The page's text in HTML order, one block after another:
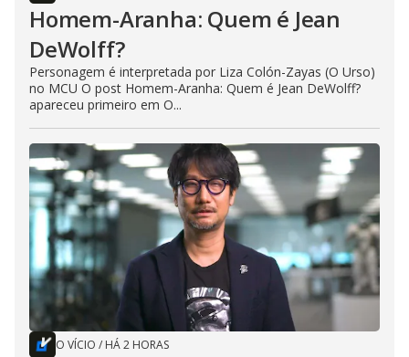
Homem-Aranha: Quem é Jean
DeWolff?
Personagem é interpretada por Liza Colón-Zayas (O Urso)
no MCU O post Homem-Aranha: Quem é Jean DeWolff?
apareceu primeiro em O...
O VÍCIO / HÁ 2 HORAS